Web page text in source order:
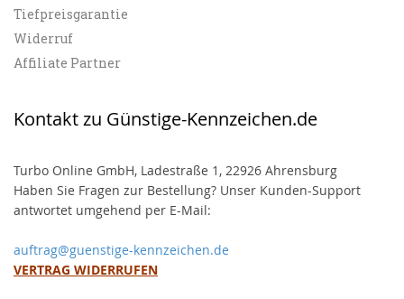
Tiefpreisgarantie
Widerruf
Affiliate Partner
Kontakt zu Günstige-Kennzeichen.de
Turbo Online GmbH, Ladestraße 1, 22926 Ahrensburg
Haben Sie Fragen zur Bestellung? Unser Kunden-Support
antwortet umgehend per E-Mail:
auftrag@guenstige-kennzeichen.de
VERTRAG WIDERRUFEN